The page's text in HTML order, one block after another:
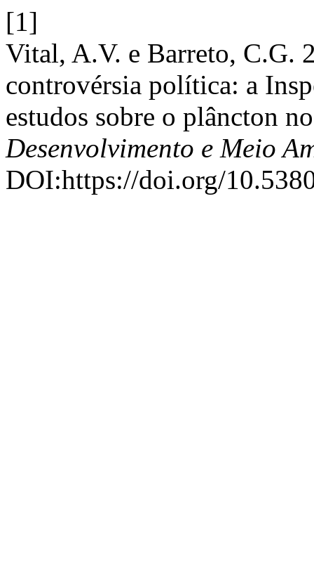
[1]
Vital, A.V. e Barreto, C.G.
controvérsia política: a
estudos sobre o plâncton
Desenvolvimento e Meio
DOI:https://doi.org/